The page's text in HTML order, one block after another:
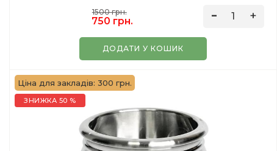
1500 грн.
750 грн.
ДОДАТИ У КОШИК
Ціна для закладів: 300 грн.
ЗНИЖКА 50 %